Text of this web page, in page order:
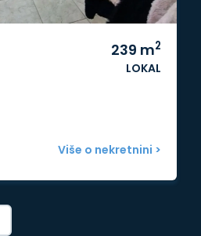
239 m2
LOKAL
Više o nekretnini >